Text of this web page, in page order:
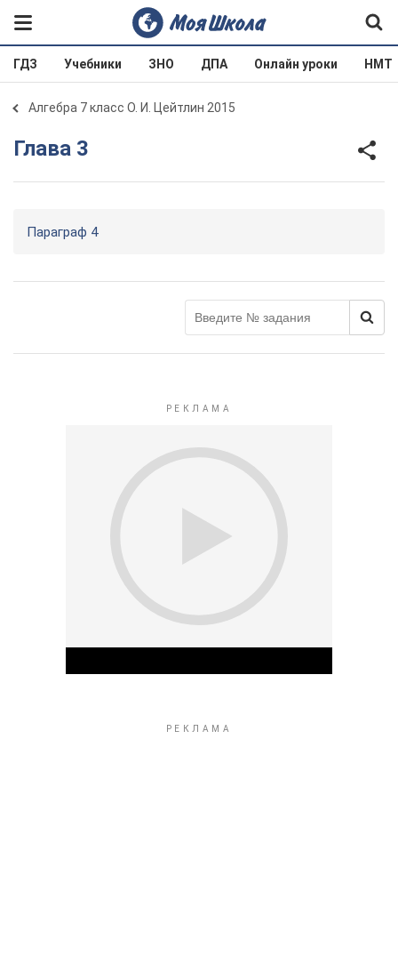
ГДЗ Учебники ЗНО ДПА Онлайн уроки НМТ
Алгебра 7 класс О. И. Цейтлин 2015
Глава 3
Параграф 4